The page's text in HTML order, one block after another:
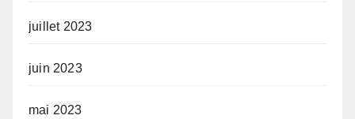
juillet 2023
juin 2023
mai 2023